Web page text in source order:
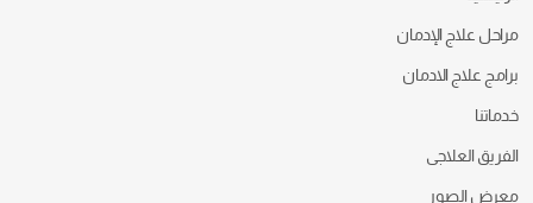
مراحل علاج الإدمان
برامج علاج الادمان
خدماتنا
الفريق العلاجى
معرض الصور